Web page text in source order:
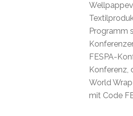
Programm
FESPA-
Konferenz,
World
mit Code